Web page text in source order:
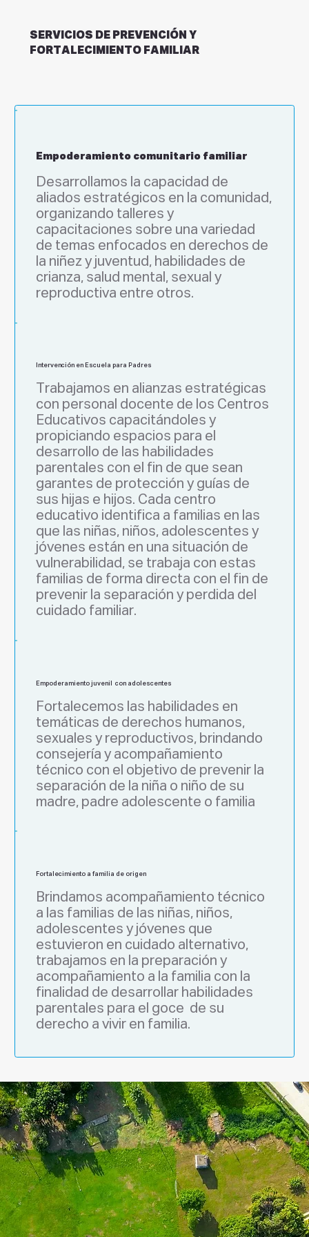
SERVICIOS DE PREVENCIÓN Y
FORTALECIMIENTO FAMILIAR
Empoderamiento comunitario familiar
Desarrollamos la capacidad de
aliados estratégicos en la comunidad,
organizando talleres y
capacitaciones sobre una variedad
de temas enfocados en derechos de
la niñez y juventud, habilidades de
crianza, salud mental, sexual y
reproductiva entre otros.
Intervención en Escuela para Padres
Trabajamos en alianzas estratégicas
con personal docente de los Centros
Educativos capacitándoles y
propiciando espacios para el
desarrollo de las habilidades
parentales con el fin de que sean
garantes de protección y guías de
sus hijas e hijos. Cada centro
educativo identifica a familias en las
que las niñas, niños, adolescentes y
jóvenes están en una situación de
vulnerabilidad, se trabaja con estas
familias de forma directa con el fin de
prevenir la separación y perdida del
cuidado familiar.
Empoderamiento juvenil con adolescentes
Fortalecemos las habilidades en
temáticas de derechos humanos,
sexuales y reproductivos, brindando
consejería y acompañamiento
técnico con el objetivo de prevenir la
separación de la niña o niño de su
madre, padre adolescente o familia
Fortalecimiento a familia de origen
Brindamos acompañamiento técnico
a las familias de las niñas, niños,
adolescentes y jóvenes que
estuvieron en cuidado alternativo,
trabajamos en la preparación y
acompañamiento a la familia con la
finalidad de desarrollar habilidades
parentales para el goce  de su
derecho a vivir en familia.